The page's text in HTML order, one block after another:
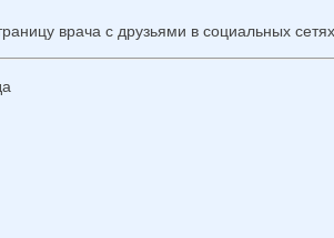
врача с друзьями в социальных